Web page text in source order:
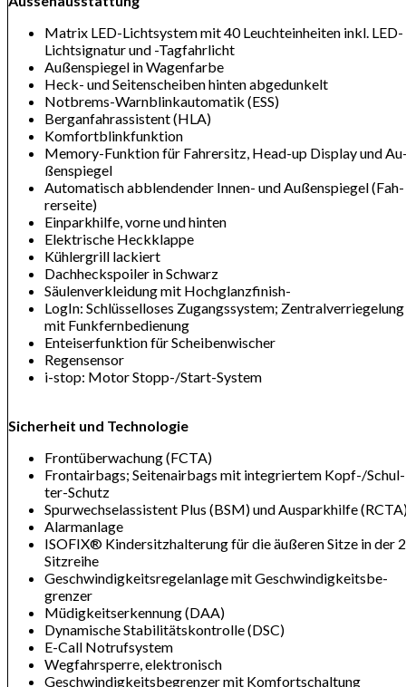
Ma­trix LED-Licht­sys­tem mit 40 Leucht­ein­hei­ten inkl. LED-
Licht­si­gna­tur und -Tag­fahr­licht
Au­ßen­spie­gel in Wa­gen­far­be
Heck- und Sei­ten­schei­ben hin­ten ab­ge­dun­kelt
Not­brems-Warn­b­link­au­to­ma­tik (ESS)
Berg­an­fahr­as­sis­tent (HLA)
Kom­fort­b­link­funk­ti­on
Me­mo­ry-Funk­ti­on für Fah­rer­sitz, Head-up Dis­play und
ßen­spie­gel
Au­to­ma­tisch ab­blen­den­der In­nen- und Au­ßen­spie­gel (Fah­
rer­sei­te)
Ein­park­hil­fe, vor­ne und hin­ten
Elek­tri­sche Heck­klap­pe
Küh­ler­grill la­ckiert
Dach­heck­spoi­ler in Schwarz
Säu­len­ver­klei­dung mit Hoch­glanz­fi­nish-
Log­In: Schlüs­sel­lo­ses Zu­gangs­sys­tem; Zen­tral­ver­rie­ge­lung
mit Funk­fern­be­die­nung
Ent­ei­ser­funk­ti­on für Schei­ben­wi­scher
Re­gen­sen­sor
i-stop: Mo­tor Stopp-/Start-Sys­tem
Sicherheit und Technologie
Front­über­wa­chung (FCTA)
Fron­t­air­bags; Sei­ten­air­bags mit in­te­grier­tem Kopf-/Schul­
ter-Schutz
Spur­wech­sel­as­sis­tent Plus (BSM) und Auspark­hil­fe
Alarm­an­la­ge
ISO­FIX® Kin­der­sitz­hal­te­rung für die äu­ße­ren Sit­ze in der
Sitz­rei­he
Ge­schwin­dig­keits­re­gel­an­la­ge mit Ge­schwin­dig­keits­be­
gren­zer
Mü­dig­keits­er­ken­nung (DAA)
Dy­na­mi­sche Sta­bi­li­täts­kon­trol­le (DSC)
E-Call Not­ruf­sys­tem
Weg­fahr­sper­re, elek­tro­nisch
Ge­schwin­dig­keits­be­gren­zer mit Kom­fort­schal­tung